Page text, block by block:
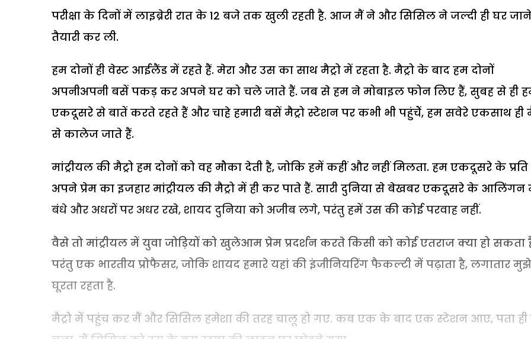
परीक्षा के दिनों में लाइब्रेरी रात के 12 बजे तक खुली रहती है. आज मैं ने और सिसिल ने जल्दी ही घर
तैयारी कर ली.
हम दोनों ही वेस्ट आईलैंड में रहते हैं. मेरा और उस का साथ मैट्रो में रहता है. मैट्रो के बाद हम दोनों
अपनीअपनी बसें पकड़ कर अपने घर को चले जाते हैं. जब से हम ने मोबाइल फोन लिए हैं, सुबह से ही
एकदूसरे से बातें करते रहते हैं और चाहे हमारी बसें मैट्रो स्टेशन पर कभी भी पहुंचेें, हम सवेरे एकसाथ ही
से कालेज जाते हैं.
मांट्रीयल की मैट्रो हम दोनों को वह मौका देती है, जोकि हमें कहीं और नहीं मिलता. हम एकदूसरे के प्रति
अपने प्रेम का इजहार मांट्रीयल की मैट्रो में ही कर पाते हैं. सारी दुनिया से बेखबर एकदूसरे के आलिंगन
बंधे और अधरों पर अधर रखे, शायद दुनिया को अजीब लगे, परंतु हमें उस की कोई परवाह नहीं.
वैसे तो मांट्रीयल में युवा जोड़ियों को खुलेआम प्रेम प्रदर्शन करते किसी को कोई एतराज क्या हो सकता
परंतु एक भारतीय प्रोफैसर, जोकि शायद हमारे यहां की इंजीनियरिंग फैकल्टी में पढ़ाता है, लगातार मुझे
घूरता रहता है.
मैट्रो में पहुंच कर मैं और सिसिल हमेशा की तरह चालू हो गए. कब एक के बाद एक स्टेशन आए, पता ही